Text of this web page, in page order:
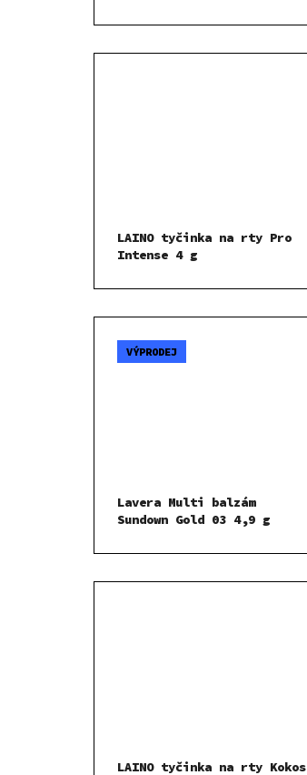
LAINO tyčinka na rty Pro
Intense 4 g
VÝPRODEJ
Lavera Multi balzám
Sundown Gold 03 4,9 g
LAINO tyčinka na rty Kokos